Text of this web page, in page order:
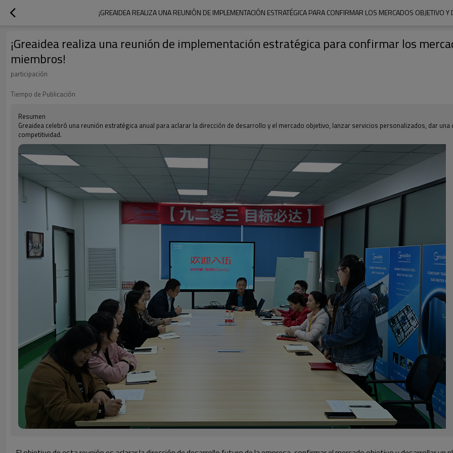
¡GREAIDEA REALIZA UNA REUNIÓN DE IMPLEMENTACIÓN ESTRATÉGICA PARA CONFIRMAR LOS MERCADOS OBJETIVO
¡Greaidea realiza una reunión de implementación estratégica para confirmar los
miembros!
participación
Tiempo de Publicación
Resumen
Greaidea celebró una reunión estratégica anual para aclarar la dirección de desarrollo y el mercado objetivo, lanzar servicios personalizados, dar
competitividad.